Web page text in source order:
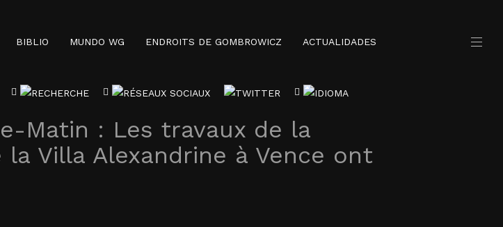
BIBLIO MUNDO WG ENDROITS DE GOMBROWICZ ACTUALIDADES
Matin : Les travaux de la
Villa Alexandrine à Vence ont